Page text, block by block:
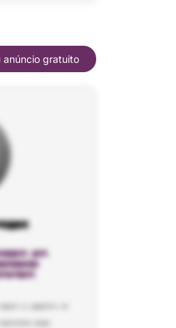
anúncio gratuito